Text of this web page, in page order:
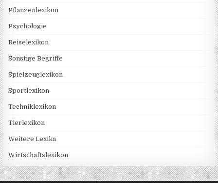
Pflanzenlexikon
Psychologie
Reiselexikon
Sonstige Begriffe
Spielzeuglexikon
Sportlexikon
Techniklexikon
Tierlexikon
Weitere Lexika
Wirtschaftslexikon